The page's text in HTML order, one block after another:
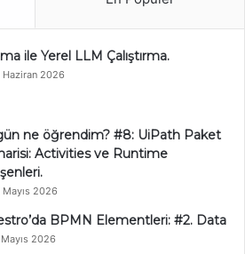
ile Yerel LLM Çalıştırma.
Haziran 2026
ne öğrendim? #8: UiPath Paket
Activities ve Runtime
Mayıs 2026
BPMN Elementleri: #2. Data
2026